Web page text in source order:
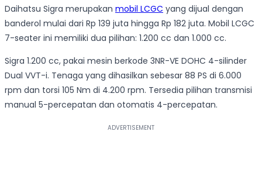
Daihatsu Sigra merupakan mobil LCGC yang dijual dengan
banderol mulai dari Rp 139 juta hingga Rp 182 juta. Mobil LCGC
7-seater ini memiliki dua pilihan: 1.200 cc dan 1.000 cc.
Sigra 1.200 cc, pakai mesin berkode 3NR-VE DOHC 4-silinder
Dual VVT-i. Tenaga yang dihasilkan sebesar 88 PS di 6.000
rpm dan torsi 105 Nm di 4.200 rpm. Tersedia pilihan transmisi
manual 5-percepatan dan otomatis 4-percepatan.